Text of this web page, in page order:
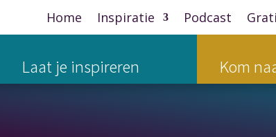
Home Inspiratie Podcast
Laat je inspireren Kom